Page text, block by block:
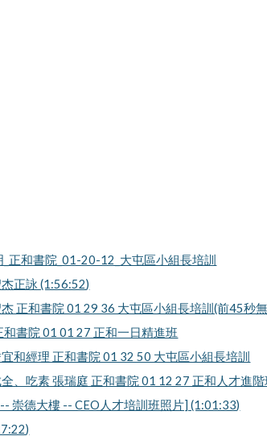
正和書院_01-20-12_大屯區小組長培訓
正詠 (1:56:52)
正和書院 01 29 36 大屯區小組長培訓(前45秒
書院 01 01 27 正和一日精進班
和經理 正和書院 01 32 50 大屯區小組長培訓
、吃素 張瑞庭 正和書院 01 12 27 正和人才進階
崇德大樓 -- CEO人才培訓班照片] (1:01:33)